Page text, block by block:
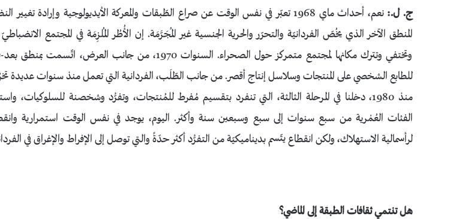
ج. ل.:
نعم، أحداث ماي 1968 تعبّر في نفس الوقت عن صراع الطّبقات والمعركة الأيديولوجية وإرادة تغيير
المنطق الآخر الذي يخُصّ الفردانيّة والتحرّر والحرية الجنسية غير المُجَرَّمَة. إن الأُطُر المُلزِمَة في المجتمع
وتختفي وتترك مكانها لمجتمع متمركز حول الصحراء. السنوات 1970، من جانب
للطابع الشخصي على المنتجات وسلاسل إنتاج أقصر. من جانب الطّلَب، الفردانية التي تعمل منذ سنوات عديدة
منذ 1980، دخلنا في المرحلة الثالثة، التي تنفرد بتقسيم مُفرط للمُنتجات، وتفرُّد وشخصنة للسلوكيات،
الفئات العُمْرية من سبع سنوات إلى سبع وسبعين سنة وأكثر. اليوم، يوجد في نفس الوقت استمرارية
لرأسمالية الاستهلاك، ولكن انقطاع يتّسم بديناميكيّة من التفرُّد أكثر حدّةً والتي توصل إلى الإفراط والإغراق في
هل تنتمي ثقافات الطبقة إلى الماضي؟